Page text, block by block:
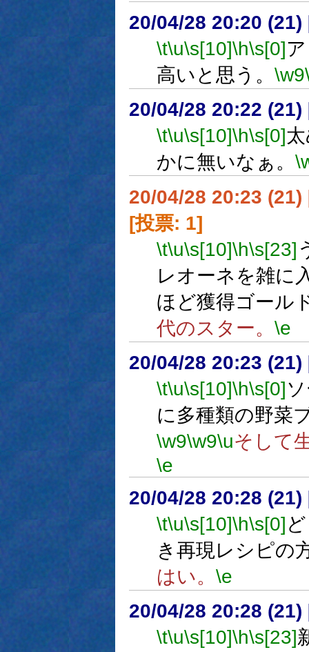
20/04/28 20:20 (21)
\t\u\s[10]\h\s[0]
高いと思う。 \w9
20/04/28 20:22 (21)
\t\u\s[10]\h\s[0]
かに無いなぁ。
20/04/28 20:23 (21)
[投票: 1]
\t\u\s[10]\h\s[23]
レオーネを雑に
ほど獲得ゴール
代のスター。 \e
20/04/28 20:23 (21)
\t\u\s[10]\h\s[0]
に多種類の野菜
\w9\w9\uそして
\e
20/04/28 20:28 (21)
\t\u\s[10]\h\s[0]
き再現レシピの
はい。 \e
20/04/28 20:28 (21)
\t\u\s[10]\h\s[23]